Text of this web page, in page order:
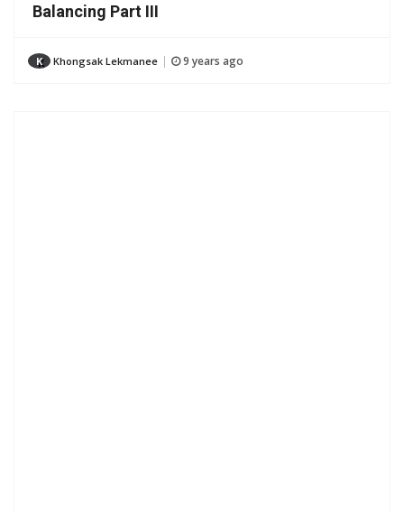
Balancing Part III
K Khongsak Lekmanee 9 years ago